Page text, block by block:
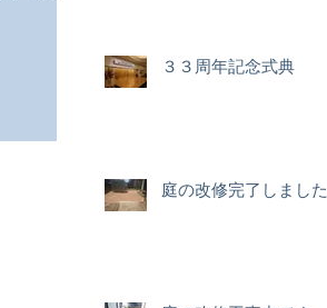
３３周年記念式典
庭の改修完了しました